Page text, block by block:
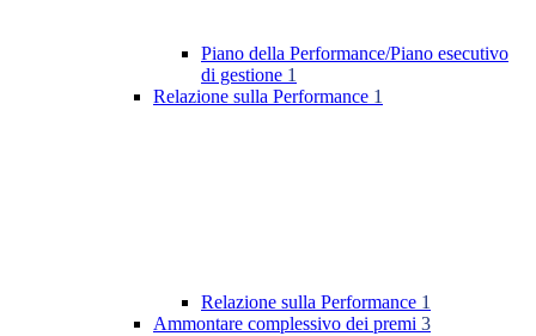
Piano della Performance/Piano esecutivo
di gestione 1
Relazione sulla Performance 1
Relazione sulla Performance 1
Ammontare complessivo dei premi 3